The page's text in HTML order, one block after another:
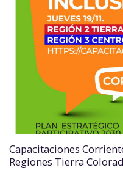
Capacitaciones
Regiones Tierra